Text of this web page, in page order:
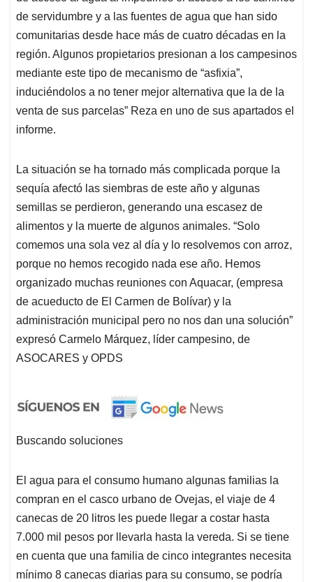
de servidumbre y a las fuentes de agua que han sido
comunitarias desde hace más de cuatro décadas en la
región. Algunos propietarios presionan a los campesinos
mediante este tipo de mecanismo de “asfixia”,
induciéndolos a no tener mejor alternativa que la de la
venta de sus parcelas” Reza en uno de sus apartados el
informe.
La situación se ha tornado más complicada porque la
sequía afectó las siembras de este año y algunas
semillas se perdieron, generando una escasez de
alimentos y la muerte de algunos animales. “Solo
comemos una sola vez al día y lo resolvemos con arroz,
porque no hemos recogido nada ese año. Hemos
organizado muchas reuniones con Aquacar, (empresa
de acueducto de El Carmen de Bolívar) y la
administración municipal pero no nos dan una solución”
expresó Carmelo Márquez, líder campesino, de
ASOCARES y OPDS
Buscando soluciones
El agua para el consumo humano algunas familias la
compran en el casco urbano de Ovejas, el viaje de 4
canecas de 20 litros les puede llegar a costar hasta
7.000 mil pesos por llevarla hasta la vereda. Si se tiene
en cuenta que una familia de cinco integrantes necesita
mínimo 8 canecas diarias para su consumo, se podría